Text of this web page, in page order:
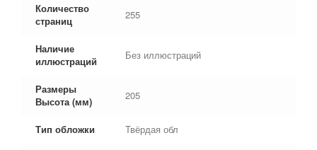
Количество
страниц
255
Наличие
иллюстраций
Без иллюстраций
Размеры
Высота (мм)
205
Тип обложки Твёрдая обл